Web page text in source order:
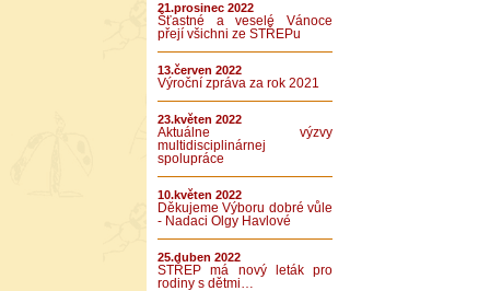
21.prosinec 2022
Šťastné a veselé Vánoce
přejí všichni ze STŘEPu
13.červen 2022
Výroční zpráva za rok 2021
23.květen 2022
Aktuálne výzvy
multidisciplinárnej
spolupráce
10.květen 2022
Děkujeme Výboru dobré vůle
- Nadaci Olgy Havlové
25.duben 2022
STŘEP má nový leták pro
rodiny s dětmi…